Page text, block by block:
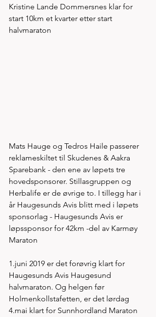
Kristine Lande Dommersnes klar for
start 10km et kvarter etter start
halvmaraton
Mats Hauge og Tedros Haile passerer
reklameskiltet til Skudenes & Aakra
Sparebank - den ene av løpets tre
hovedsponsorer. Stillasgruppen og
Herbalife er de øvrige to. I tillegg har i
år Haugesunds Avis blitt med i løpets
sponsorlag - Haugesunds Avis er
løpssponsor for 42km -del av Karmøy
Maraton
1.juni 2019 er det forøvrig klart for
Haugesunds Avis Haugesund
halvmaraton. Og helgen før
Holmenkollstafetten, er det lørdag
4.mai klart for Sunnhordland Maraton